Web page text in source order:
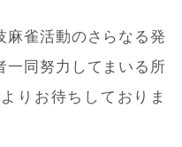
麻雀活動のさらなる発
一同努力してまいる所
りお待ちしておりま